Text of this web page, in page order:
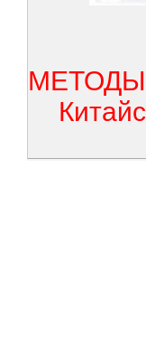
МЕТОДЫ